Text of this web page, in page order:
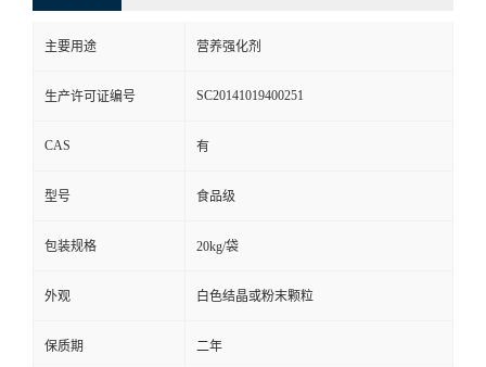
主要用途 营养强化剂
生产许可证编号 SC20141019400251
CAS 有
型号 食品级
包装规格 20kg/袋
外观 白色结晶或粉末颗粒
保质期 二年